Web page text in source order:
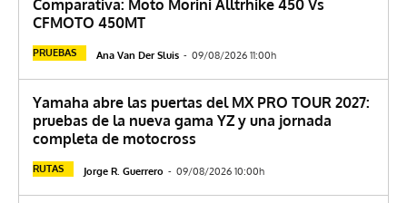
Comparativa: Moto Morini Alltrhike 450 Vs
CFMOTO 450MT
PRUEBAS Ana Van Der Sluis - 09/08/2026 11:00h
Yamaha abre las puertas del MX PRO TOUR 2027:
pruebas de la nueva gama YZ y una jornada
completa de motocross
RUTAS Jorge R. Guerrero - 09/08/2026 10:00h